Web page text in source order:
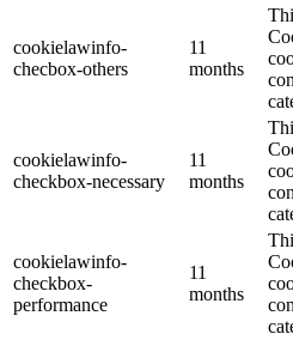
cookielawinfo-
checbox-others
11
months
cookielawinfo-
checkbox-necessary
11
months
cookielawinfo-
checkbox-
performance
11
months